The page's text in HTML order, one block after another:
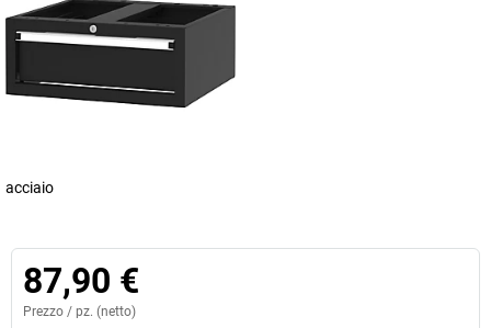
acciaio
87,90 €
Prezzo / pz. (netto)